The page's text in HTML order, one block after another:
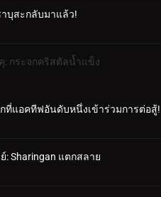
บุสะกลับมาแล้ว!
: กระจกคริสตัลน้ำแข็ง
ที่แอคทีฟอันดับหนึ่งเข้าร่วมการต่อสู้!
Sharingan แตกสลาย